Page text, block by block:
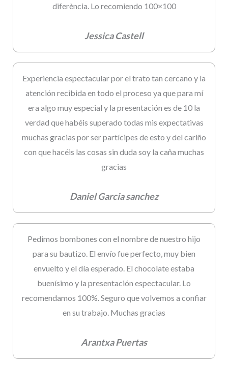
diferència. Lo recomiendo 100×100
Jessica Castell
Experiencia espectacular por el trato tan cercano y la
atención recibida en todo el proceso ya que para mí
era algo muy especial y la presentación es de 10 la
verdad que habéis superado todas mis expectativas
muchas gracias por ser partícipes de esto y del cariño
con que hacéis las cosas sin duda soy la caña muchas
gracias
Daniel Garcia sanchez
Pedimos bombones con el nombre de nuestro hijo
para su bautizo. El envío fue perfecto, muy bien
envuelto y el día esperado. El chocolate estaba
buenísimo y la presentación espectacular. Lo
recomendamos 100%. Seguro que volvemos a confiar
en su trabajo. Muchas gracias
Arantxa Puertas